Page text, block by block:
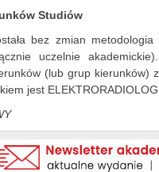
Studiów
bez zmian
uczelnie
(lub grup kierunków)
jest